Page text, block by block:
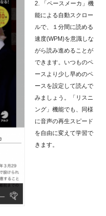
2. 「ペースメーカ」機
能による自動スクロー
ルで、１分間に読める
速度(WPM)を意識しな
がら読み進めることが
できます。いつものペ
ースより少し早めのペ
ースを設定して読んで
みましょう。「リスニ
ング」機能でも、同様
に音声の再生スピード
を自由に変えて学習で
きます。